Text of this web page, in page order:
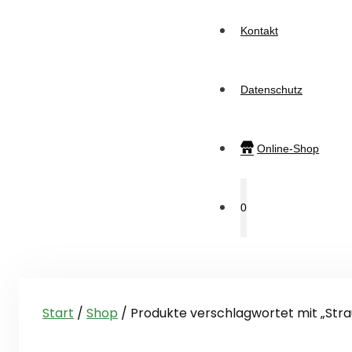
Kontakt
Datenschutz
Online-Shop
0
Start / Shop / Produkte verschlagwortet mit